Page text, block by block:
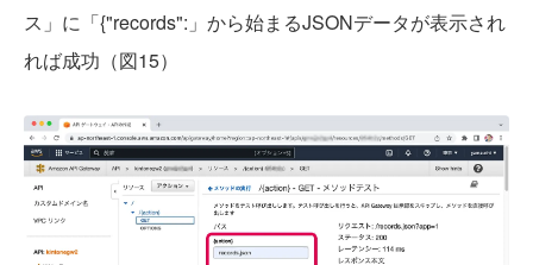
ス」に「{"records":」から始まるJSONデータが表示され
れば成功（図15）